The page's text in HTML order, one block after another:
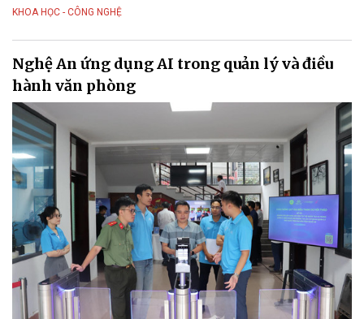
KHOA HỌC - CÔNG NGHỆ
Nghệ An ứng dụng AI trong quản lý và điều
hành văn phòng